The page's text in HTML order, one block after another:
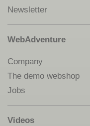
Newsletter
WebAdventure
Company
The demo webshop
Jobs
Videos